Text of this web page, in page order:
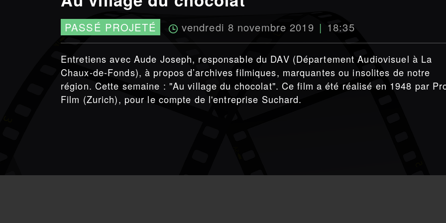
PASSÉ PROJETÉ vendredi 8 novembre 2019 18:35
Entretiens avec Aude Joseph, responsable du DAV (Département Audiovisuel à La
Chaux-de-Fonds), à propos d’archives filmiques, marquantes ou insolites de notre
région. Cette semaine : "Au village du chocolat". Ce film a été réalisé en 1948 par
Film (Zurich), pour le compte de l'entreprise Suchard.